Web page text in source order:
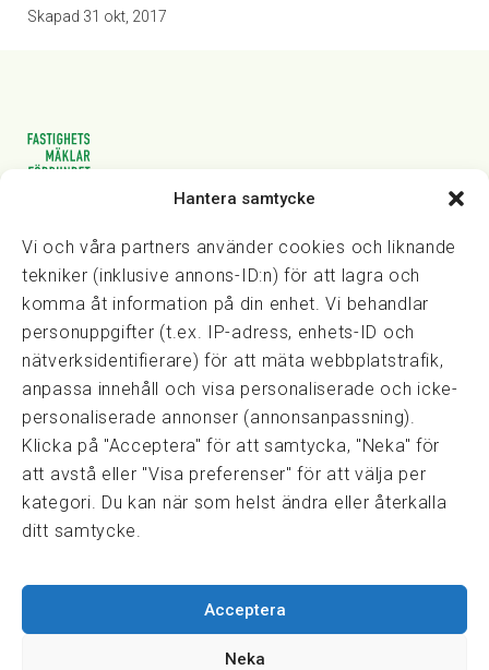
Hantera samtycke
Vi och våra partners använder cookies och liknande
tekniker (inklusive annons-ID:n) för att lagra och
komma åt information på din enhet. Vi behandlar
personuppgifter (t.ex. IP-adress, enhets-ID och
nätverksidentifierare) för att mäta webbplatstrafik,
anpassa innehåll och visa personaliserade och icke-
personaliserade annonser (annonsanpassning).
Klicka på "Acceptera" för att samtycka, "Neka" för
att avstå eller "Visa preferenser" för att välja per
kategori. Du kan när som helst ändra eller återkalla
ditt samtycke.
Acceptera
Neka
Skapad 31 okt, 2017
Vasagatan 28, 111 20 Stockholm
kansli@fmf.se
Snabblänkar
Prisexempel
Medarbetare
Policies & integritet
Information om Cookie-hantering och Google Analytics
Integritetspolicy
Dataskyddsförordningen
Samarbeten